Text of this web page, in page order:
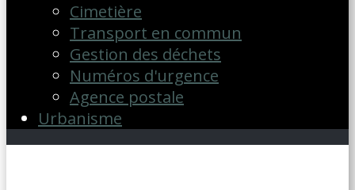
Cimetière
Transport en commun
Gestion des déchets
Numéros d'urgence
Agence postale
Urbanisme